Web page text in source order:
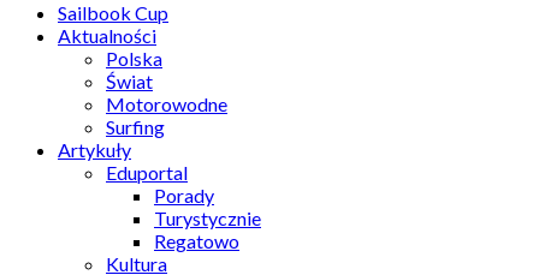
Sailbook Cup
Aktualności
Polska
Świat
Motorowodne
Surfing
Artykuły
Eduportal
Porady
Turystycznie
Regatowo
Kultura